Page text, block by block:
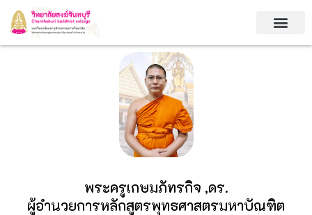
content
พระครูเกษมภัทรกิจ ,ดร.
ผู้อำนวยการหลักสูตรพุทธศาสตรมหาบัณฑิต